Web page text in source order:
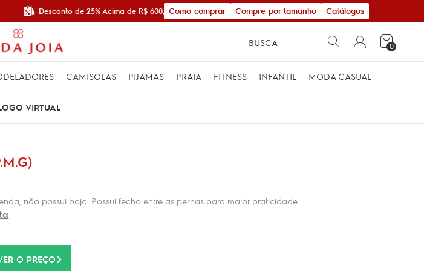
Desconto de 25% Acima de R$ 600,00Como comprar Compre por tamanho Catálogos
0
CAMISOLAS PIJAMAS PRAIA FITNESS INFANTIL MODA CASUAL
VIRTUAL
não possui bojo. Possui fecho entre as pernas para maior praticidade .
O PREÇO